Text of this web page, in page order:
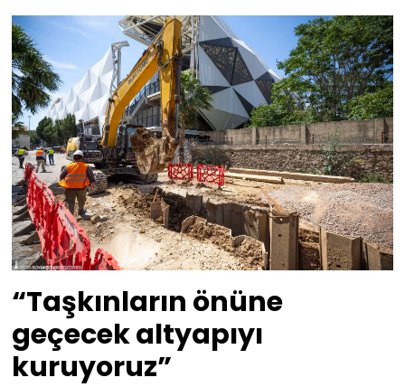
“Taşkınların önüne
geçecek altyapıyı
kuruyoruz”